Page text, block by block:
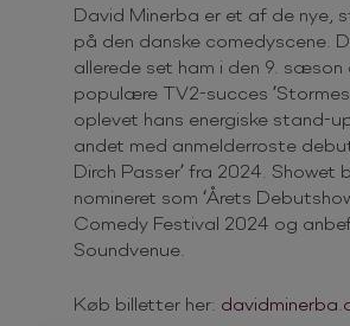
David Minerba er et af de nye,
på den danske comedyscene.
allerede set ham i den 9. sæson
populære TV2-succes
oplevet hans energiske stand-
andet med anmelderroste
Dirch Passer’ fra 2024. Showet
nomineret som ‘Årets
Comedy Festival 2024 og
Soundvenue.
Køb billetter her: